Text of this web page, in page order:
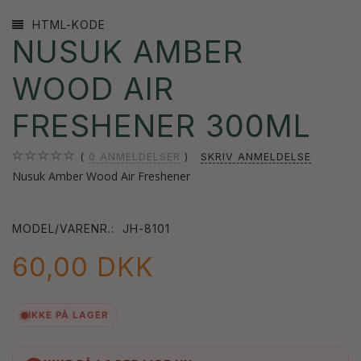
HTML-KODE
NUSUK AMBER
WOOD AIR
FRESHENER 300ML
0 ANMELDELSER SKRIV ANMELDELSE
Nusuk Amber Wood Air Freshener
MODEL/VARENR.: JH-8101
60,00 DKK
IKKE PÅ LAGER